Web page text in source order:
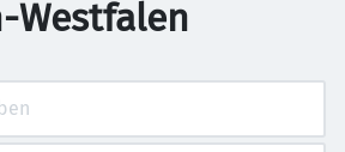
Westfalen